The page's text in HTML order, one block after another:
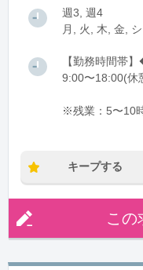
週3, 週4
月, 火, 木, 金,
【勤務時間帯
9:00〜18:00(休
※残業：5〜10
キープする
この